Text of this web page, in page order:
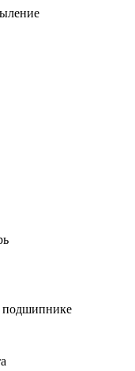
подшипнике